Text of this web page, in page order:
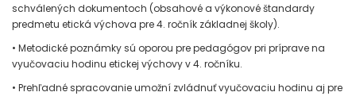
schválených dokumentoch (obsahové a výkonové štandardy
predmetu etická výchova pre 4. ročník základnej školy).
• Metodické poznámky sú oporou pre pedagógov pri príprave na
vyučovaciu hodinu etickej výchovy v 4. ročníku.
• Prehľadné spracovanie umožní zvládnuť vyučovaciu hodinu aj pre